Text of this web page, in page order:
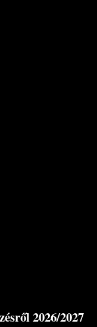
2026/2027